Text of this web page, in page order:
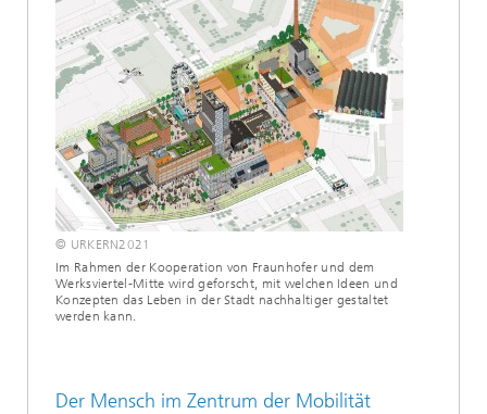
© URKERN2021
Im Rahmen der Kooperation von Fraunhofer und dem
Werksviertel-Mitte wird geforscht, mit welchen Ideen und
Konzepten das Leben in der Stadt nachhaltiger gestaltet
werden kann.
Der Mensch im Zentrum der Mobilität